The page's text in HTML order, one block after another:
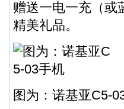
赠送一电一充（或
精美礼品。
图为：诺基亚C5-